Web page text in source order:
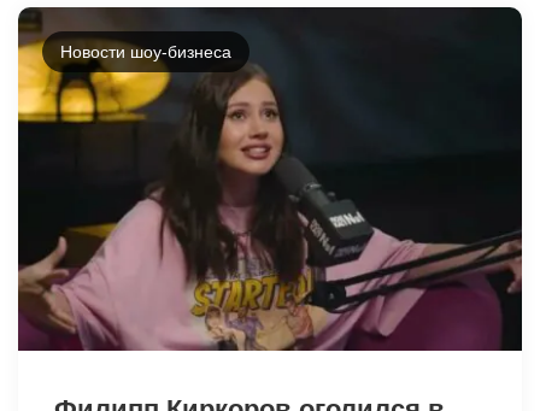
Новости шоу-бизнеса